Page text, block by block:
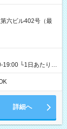
六ビル402号（最
19:00 └1日あたりの
、いつでも勤務可
ご勤務いただけま
なお仕事です！
詳細へ